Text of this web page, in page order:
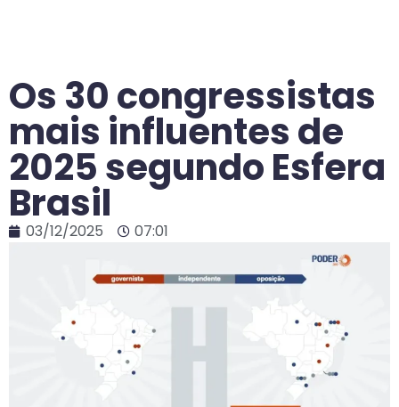
Os 30 congressistas
mais influentes de
2025 segundo Esfera
Brasil
03/12/2025 07:01